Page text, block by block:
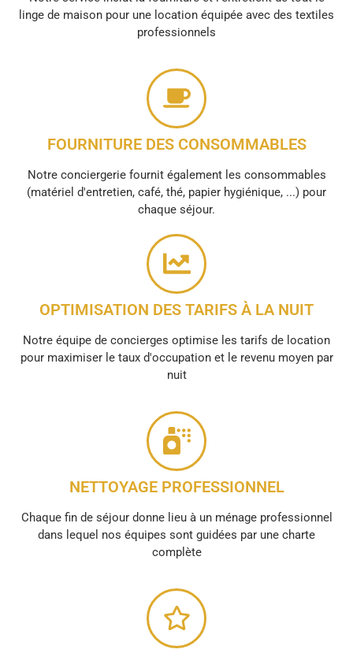
linge de maison pour une location équipée avec des textiles
professionnels
FOURNITURE DES CONSOMMABLES
Notre conciergerie fournit également les consommables
(matériel d'entretien, café, thé, papier hygiénique, ...) pour
chaque séjour.
OPTIMISATION DES TARIFS À LA NUIT
Notre équipe de concierges optimise les tarifs de location
pour maximiser le taux d'occupation et le revenu moyen par
nuit
NETTOYAGE PROFESSIONNEL
Chaque fin de séjour donne lieu à un ménage professionnel
dans lequel nos équipes sont guidées par une charte
complète